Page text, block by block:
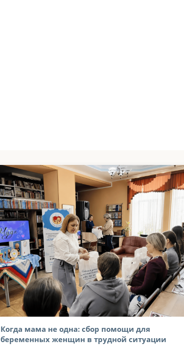
Когда мама не одна: сбор помощи для
беременных женщин в трудной ситуации